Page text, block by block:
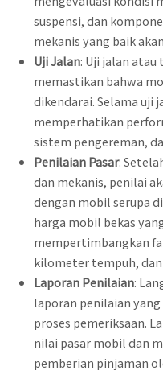
suspensi, dan
mekanis yang baik
Uji Jalan: Uji jalan
memastikan bahwa
dikendarai. Selama uji
memperhatikan
sistem pengereman,
Penilaian Pasar:
dan mekanis, penilai
dengan mobil serupa
harga mobil bekas
mempertimbangkan
kilometer tempuh,
Laporan Penilaian:
laporan penilaian
proses pemeriksaan.
nilai pasar mobil dan
pemberian pinjaman